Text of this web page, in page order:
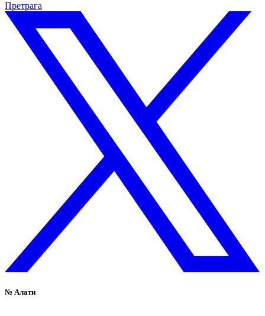
Претрага
№ Алати